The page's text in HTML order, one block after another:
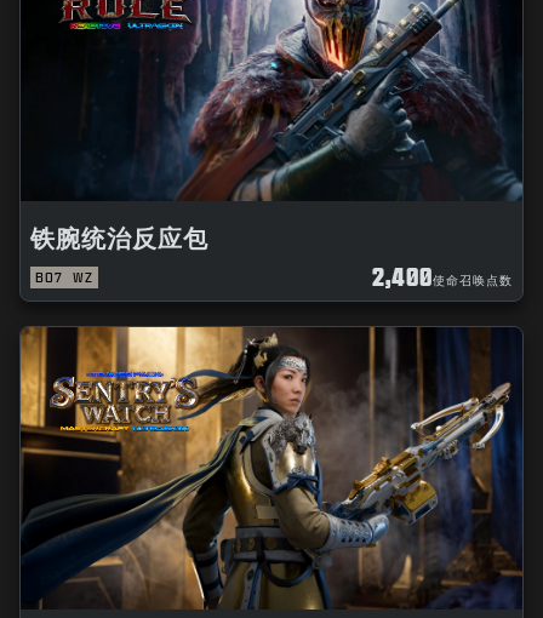
铁腕统治反应包
BO7 WZ 2,400使命召唤点数